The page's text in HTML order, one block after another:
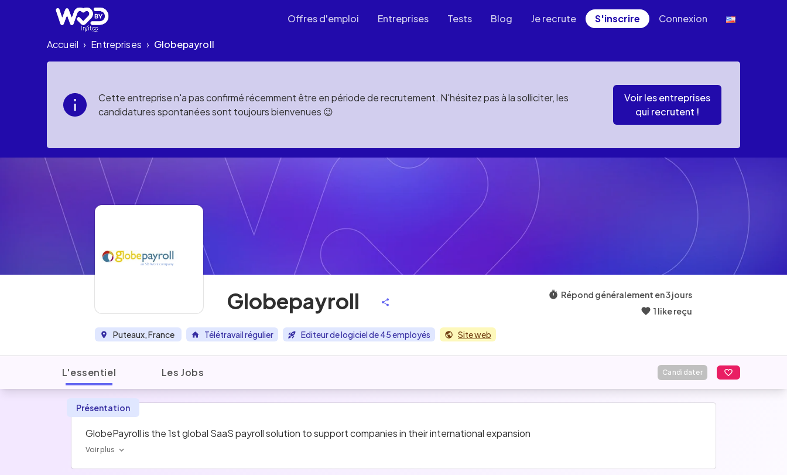
Offres d'emploi Entreprises Tests Blog Je recrute S'inscrire Connexion
Accueil › Entreprises › Globepayroll
Cette entreprise n'a pas confirmé récemment être en période de recrutement. N'hésitez pas à la solliciter, les
candidatures spontanées sont toujours bienvenues 😉
Voir les entreprises
qui recrutent !
Globepayroll
Puteaux, France Télétravail régulier Editeur de logiciel de 45 employés Site web
Répond généralement en 3 jours
1 like reçu
L'essentiel Les Jobs Candidater
Présentation
GlobePayroll is the 1st global SaaS payroll solution to support companies in their international expansion
Voir plus